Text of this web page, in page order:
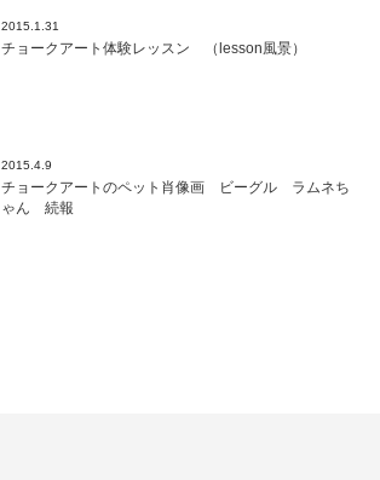
2015.1.31
チョークアート体験レッスン （lesson風景）
2015.4.9
チョークアートのペット肖像画 ビーグル ラムネち
ゃん 続報